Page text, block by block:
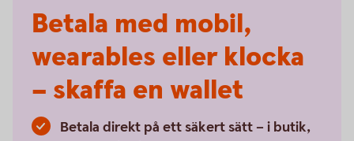
Betala med mobil,
wearables eller klocka
– skaffa en wallet
Betala direkt på ett säkert sätt – i butik,